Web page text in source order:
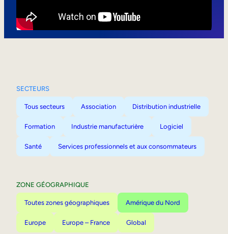
SECTEURS
Tous secteurs Association Distribution industrielle
Formation Industrie manufacturière Logiciel
Santé Services professionnels et aux consommateurs
ZONE GÉOGRAPHIQUE
Toutes zones géographiques Amérique du Nord
Europe Europe – France Global